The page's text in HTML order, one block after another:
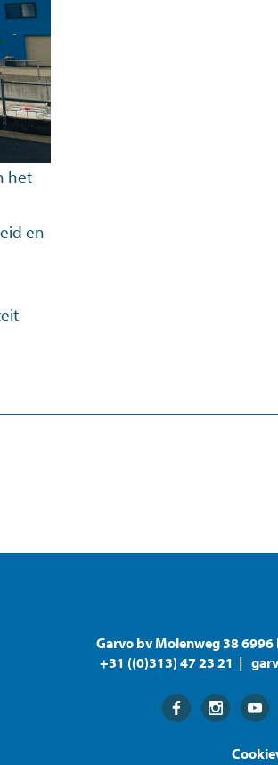
het
en
Garvo bv Molenweg 38
+31 ((0)313) 47 23 21
FacebookInstagram